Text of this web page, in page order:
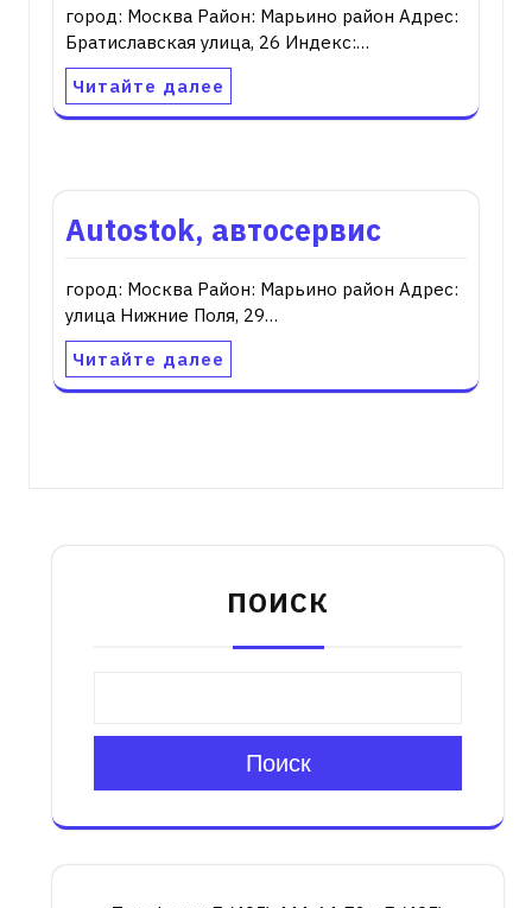
город: Москва Район: Марьино район Адрес:
Братиславская улица, 26 Индекс:…
Читайте далее
Autostok, автосервис
город: Москва Район: Марьино район Адрес:
улица Нижние Поля, 29…
Читайте далее
ПОИСК
Поиск